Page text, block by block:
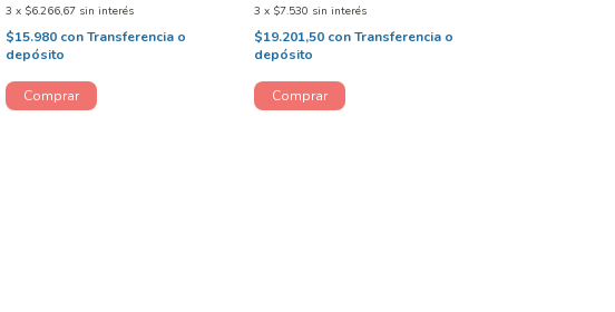
3 x $6.266,67 sin interés
$15.980 conTransferencia o
depósito
3 x $7.530 sin interés
$19.201,50 con Transferencia o
depósito